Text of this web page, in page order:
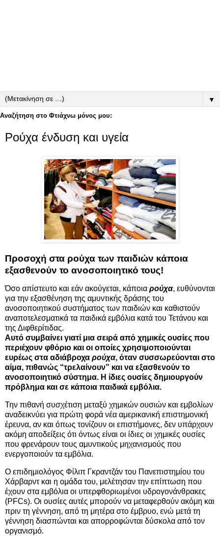
▼
Αναζήτηση στο Φτιάχνω μόνος μου:
Ρούχα ένδυση και υγεία
Προσοχή στα ρούχα των παιδιών κάποια
εξασθενούν το ανοσοποιητικό τους!
Όσο απίστευτο και εάν ακούγεται, κάποια ρούχα, ευθύνονται
για την εξασθένηση της αμυντικής δράσης του
ανοσοποιητικού συστήματος των παιδιών και καθιστούν
αναποτελεσματικά τα παιδικά εμβόλια κατά του Τετάνου και
της Διφθερίτιδας.
Αυτό συμβαίνει γιατί μια σειρά από χημικές ουσίες που
περιέχουν φθόριο και οι οποίες χρησιμοποιούνται
ευρέως στα αδιάβροχα ρούχα, όταν συσσωρεύονται στο
αίμα, πιθανώς “τρελαίνουν” και να εξασθενούν το
ανοσοποιητικό σύστημα. Η ίδιες ουσίες δημιουργούν
πρόβλημα και σε κάποια παιδικά εμβόλια.
Την πιθανή συσχέτιση μεταξύ χημικών ουσιών και εμβολίων
αναδεικνύει για πρώτη φορά νέα αμερικανική επιστημονική
έρευνα, αν και όπως τονίζουν οι επιστήμονες, δεν υπάρχουν
ακόμη αποδείξεις ότι όντως είναι οι ίδιες οι χημικές ουσίες
που φρενάρουν τους αμυντικούς μηχανισμούς που
ενεργοποιούν τα εμβόλια.
Ο επιδημιολόγος Φίλιπ Γκραντζάν του Πανεπιστημίου του
Χάρβαρντ και η ομάδα του, μελέτησαν την επίπτωση που
έχουν στα εμβόλια οι υπερφθοριωμένοι υδρογονάνθρακες
(PFCs). Οι ουσίες αυτές μπορούν να μεταφερθούν ακόμη και
πριν τη γέννηση, από τη μητέρα στο έμβρυο, ενώ μετά τη
γέννηση διασπώνται και απορροφώνται δύσκολα από τον
οργανισμό.